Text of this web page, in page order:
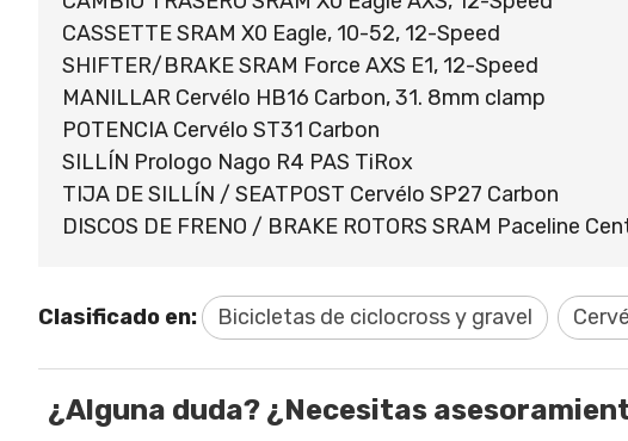
CASSETTE SRAM X0 Eagle, 10-52, 12-Speed
SHIFTER/BRAKE SRAM Force AXS E1, 12-Speed
MANILLAR Cervélo HB16 Carbon, 31. 8mm clamp
POTENCIA Cervélo ST31 Carbon
SILLÍN Prologo Nago R4 PAS TiRox
TIJA DE SILLÍN / SEATPOST Cervélo SP27 Carbon
DISCOS DE FRENO / BRAKE ROTORS SRAM Paceline
Clasificado en: Bicicletas de ciclocross y gravel
¿Alguna duda? ¿Necesitas